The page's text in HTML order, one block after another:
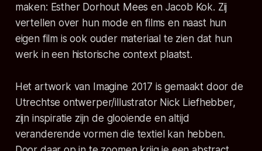
maken: Esther Dorhout Mees en Jacob Kok. Zij
vertellen over hun mode en films en naast hun
eigen film is ook ouder materiaal te zien dat hun
werk in een historische context plaatst.
Het artwork van Imagine 2017 is gemaakt door de
Utrechtse ontwerper/illustrator Nick Liefhebber,
zijn inspiratie zijn de glooiende en altijd
veranderende vormen die textiel kan hebben.